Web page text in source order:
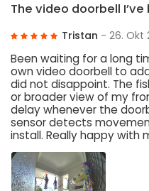
The video doorbell
Tristan - 26. Okt
Been waiting for a long
own video doorbell to
did not disappoint. The
or broader view of my
delay whenever the
sensor detects
install. Really happy with